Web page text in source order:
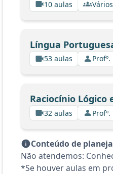
10 aulas
Língua
53 aulas
Raciocínio Lógico
32 aulas
Conteúdo de
Não atendemos:
*Se houver aulas em